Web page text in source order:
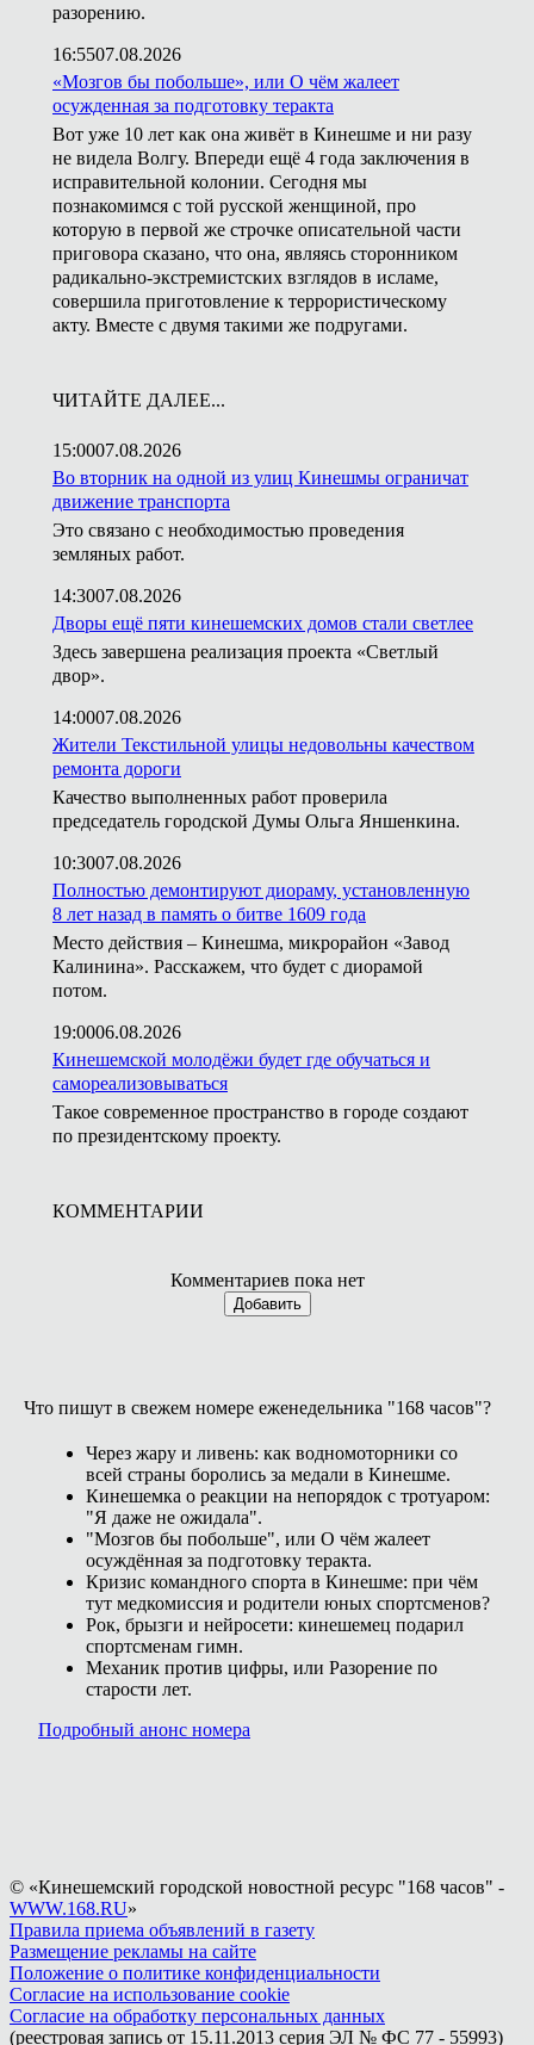
разорению.
16:5507.08.2026
«Мозгов бы побольше», или О чём жалеет
осужденная за подготовку теракта
Вот уже 10 лет как она живёт в Кинешме и ни разу
не видела Волгу. Впереди ещё 4 года заключения в
исправительной колонии. Сегодня мы
познакомимся с той русской женщиной, про
которую в первой же строчке описательной части
приговора сказано, что она, являясь сторонником
радикально-экстремистских взглядов в исламе,
совершила приготовление к террористическому
акту. Вместе с двумя такими же подругами.
ЧИТАЙТЕ ДАЛЕЕ...
15:0007.08.2026
Во вторник на одной из улиц Кинешмы ограничат
движение транспорта
Это связано с необходимостью проведения
земляных работ.
14:3007.08.2026
Дворы ещё пяти кинешемских домов стали светлее
Здесь завершена реализация проекта «Светлый
двор».
14:0007.08.2026
Жители Текстильной улицы недовольны качеством
ремонта дороги
Качество выполненных работ проверила
председатель городской Думы Ольга Яншенкина.
10:3007.08.2026
Полностью демонтируют диораму, установленную
8 лет назад в память о битве 1609 года
Место действия – Кинешма, микрорайон «Завод
Калинина». Расскажем, что будет с диорамой
потом.
19:0006.08.2026
Кинешемской молодёжи будет где обучаться и
самореализовываться
Такое современное пространство в городе создают
по президентскому проекту.
КОММЕНТАРИИ
Комментариев пока нет
Добавить
Что пишут в свежем номере еженедельника "168 часов"?
Через жару и ливень: как водномоторники со
всей страны боролись за медали в Кинешме.
Кинешемка о реакции на непорядок с тротуаром:
"Я даже не ожидала".
"Мозгов бы побольше", или О чём жалеет
осуждённая за подготовку теракта.
Кризис командного спорта в Кинешме: при чём
тут медкомиссия и родители юных спортсменов?
Рок, брызги и нейросети: кинешемец подарил
спортсменам гимн.
Механик против цифры, или Разорение по
старости лет.
Подробный анонс номера
© «Кинешемский городской новостной ресурс "168 часов" -
WWW.168.RU»
Правила приема объявлений в газету
Размещение рекламы на сайте
Положение о политике конфиденциальности
Согласие на использование cookie
Согласие на обработку персональных данных
(реестровая запись от 15.11.2013 серия ЭЛ № ФС 77 - 55993)